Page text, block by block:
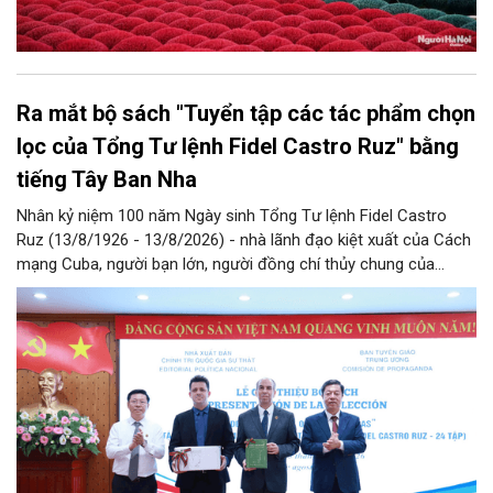
Ra mắt bộ sách "Tuyển tập các tác phẩm chọn
lọc của Tổng Tư lệnh Fidel Castro Ruz" bằng
tiếng Tây Ban Nha
Nhân kỷ niệm 100 năm Ngày sinh Tổng Tư lệnh Fidel Castro
Ruz (13/8/1926 - 13/8/2026) - nhà lãnh đạo kiệt xuất của Cách
mạng Cuba, người bạn lớn, người đồng chí thủy chung của
Đảng, Nhà nước và nhân dân Việt Nam, chiều 5/8, tại Hà Nội,
Nhà xuất bản Chính trị quốc gia Sự thật phối hợp với Ban Tuyên
giáo Trung ương tổ chức Lễ giới thiệu bộ sách “Tuyển tập các
tác phẩm chọn lọc của Tổng Tư lệnh Fidel Castro Ruz” gồm 24
tập bằng tiếng Tây Ban Nha.